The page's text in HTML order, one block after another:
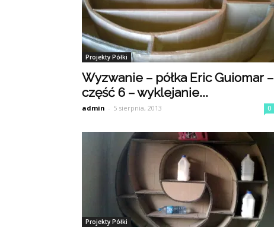
Projekty Półki
Wyzwanie – półka Eric Guiomar –
część 6 – wyklejanie...
admin - 5 sierpnia, 2013 0
Projekty Półki